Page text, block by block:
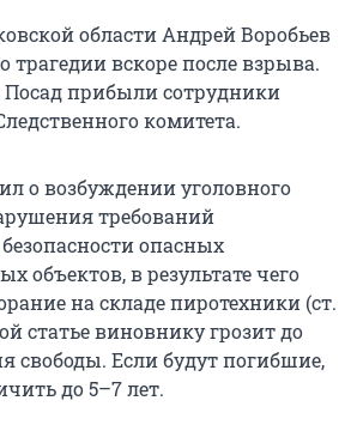
области Андрей Воробьев
трагедии вскоре после взрыва.
Посад прибыли сотрудники
комитета.
о возбуждении уголовного
требований
опасных
объектов, в результате чего
на складе пиротехники (ст.
статье виновнику грозит до
свободы. Если будут погибшие,
до 5–7 лет.